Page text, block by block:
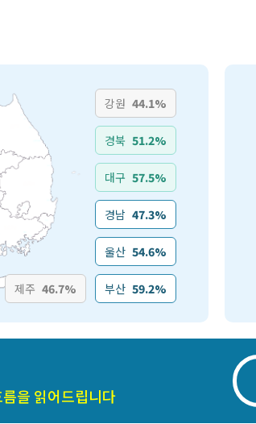
제주 46.7% 부산 59.2%
울산 54.6%
경남 47.3%
대구 57.5%
경북 51.2%
강원 44.1%
을 읽어드립니다